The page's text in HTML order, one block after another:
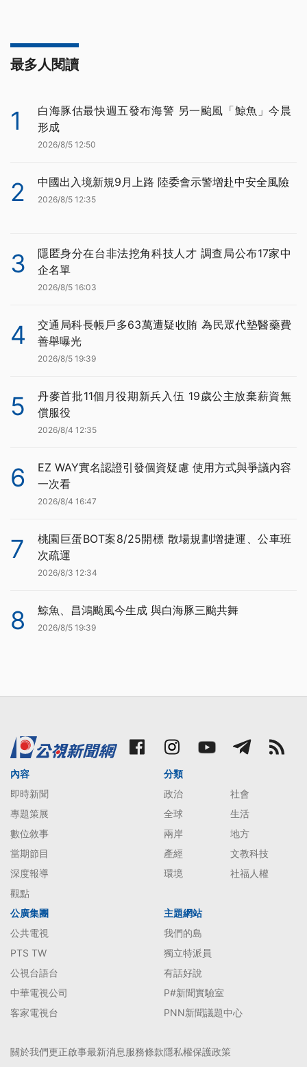
最多人閱讀
1
白海豚估最快週五發布海警 另一颱風「鯨魚」今晨
形成
2026/8/5 12:50
2 中國出入境新規9月上路 陸委會示警增赴中安全風險
2026/8/5 12:35
3
隱匿身分在台非法挖角科技人才 調查局公布17家中
企名單
2026/8/5 16:03
4
交通局科長帳戶多63萬遭疑收賄 為民眾代墊醫藥費
善舉曝光
2026/8/5 19:39
5
丹麥首批11個月役期新兵入伍 19歲公主放棄薪資無
償服役
2026/8/4 12:35
6
EZ WAY實名認證引發個資疑慮 使用方式與爭議內容
一次看
2026/8/4 16:47
7
桃園巨蛋BOT案8/25開標 散場規劃增捷運、公車班
次疏運
2026/8/3 12:34
8 鯨魚、昌鴻颱風今生成 與白海豚三颱共舞
2026/8/5 19:39
內容
即時新聞
專題策展
數位敘事
當期節目
深度報導
觀點
分類
政治
社會
全球
生活
兩岸
地方
產經
文教科技
環境
社福人權
公廣集團
公共電視
PTS TW
公視台語台
中華電視公司
客家電視台
主題網站
我們的島
獨立特派員
有話好說
P#新聞實驗室
PNN新聞議題中心
關於我們更正啟事最新消息服務條款隱私權保護政策